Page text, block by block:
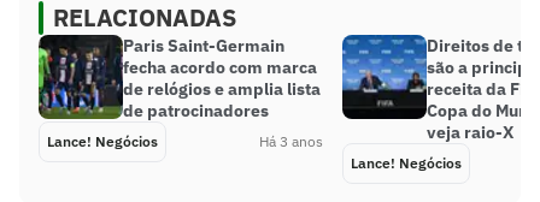
RELACIONADAS
Paris Saint-Germain
fecha acordo com marca
de relógios e amplia lista
de patrocinadores
Lance! Negócios Há 3 anos
Direitos de
são a
receita da
Copa do
veja raio-X
Lance! Negócios